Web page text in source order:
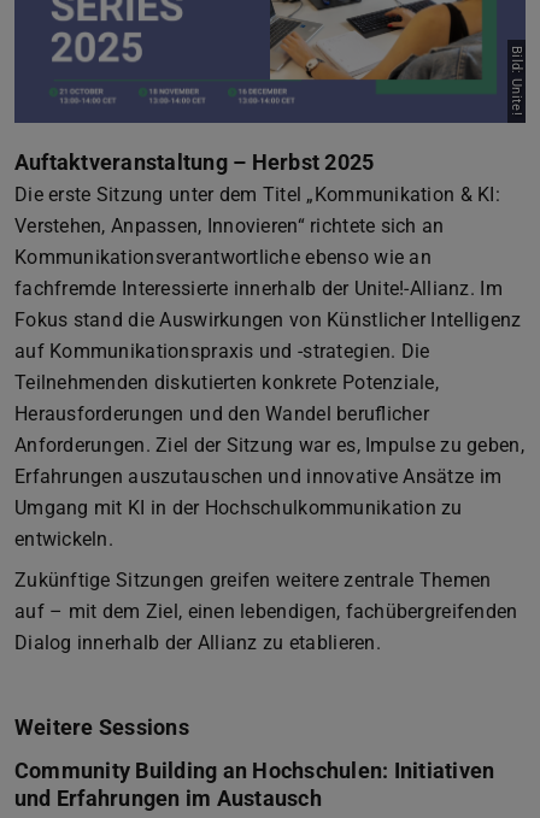
Bild: Unite!
Auftaktveranstaltung – Herbst 2025
Die erste Sitzung unter dem Titel „Kommunikation & KI:
Verstehen, Anpassen, Innovieren“ richtete sich an
Kommunikationsverantwortliche ebenso wie an
fachfremde Interessierte innerhalb der Unite!-Allianz. Im
Fokus stand die Auswirkungen von Künstlicher Intelligenz
auf Kommunikationspraxis und -strategien. Die
Teilnehmenden diskutierten konkrete Potenziale,
Herausforderungen und den Wandel beruflicher
Anforderungen. Ziel der Sitzung war es, Impulse zu geben,
Erfahrungen auszutauschen und innovative Ansätze im
Umgang mit KI in der Hochschulkommunikation zu
entwickeln.
Zukünftige Sitzungen greifen weitere zentrale Themen
auf – mit dem Ziel, einen lebendigen, fachübergreifenden
Dialog innerhalb der Allianz zu etablieren.
Weitere Sessions
Community Building an Hochschulen: Initiativen
und Erfahrungen im Austausch